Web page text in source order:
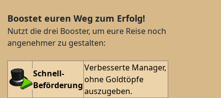
Boostet euren Weg zum Erfolg!
Nutzt die drei Booster, um eure Reise noch
angenehmer zu gestalten:
Schnell-
Beförderung
Verbesserte Manager,
ohne Goldtöpfe
auszugeben.